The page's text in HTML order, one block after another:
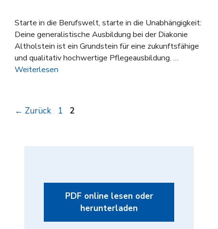
Starte in die Berufswelt, starte in die Unabhängigkeit:
Deine generalistische Ausbildung bei der Diakonie
Altholstein ist ein Grundstein für eine zukunftsfähige
und qualitativ hochwertige Pflegeausbildung. …
Weiterlesen
← Zurück Seite
1 Seite
2
PDF online lesen oder
herunterladen